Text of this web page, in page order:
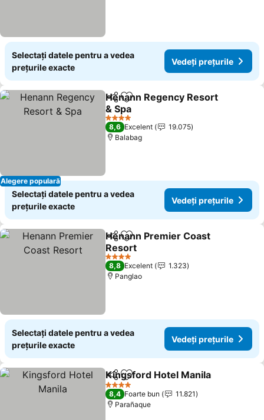
Selectați datele pentru a vedea
prețurile exacte
Vedeți prețurile
Alegere populară
DistribuițiAdăugaţi la favorite
Henann Regency Resort
& Spa
4 Stele
8,6 Excelent
19.075
Balabag
Selectați datele pentru a vedea
prețurile exacte
Vedeți prețurile
DistribuițiAdăugaţi la favorite
Henann Premier Coast
Resort
4 Stele
8,8 Excelent
1.323
Panglao
Selectați datele pentru a vedea
prețurile exacte
Vedeți prețurile
DistribuițiAdăugaţi la favorite
Kingsford Hotel Manila
4 Stele
8,4 Foarte bun
11.821
Parañaque